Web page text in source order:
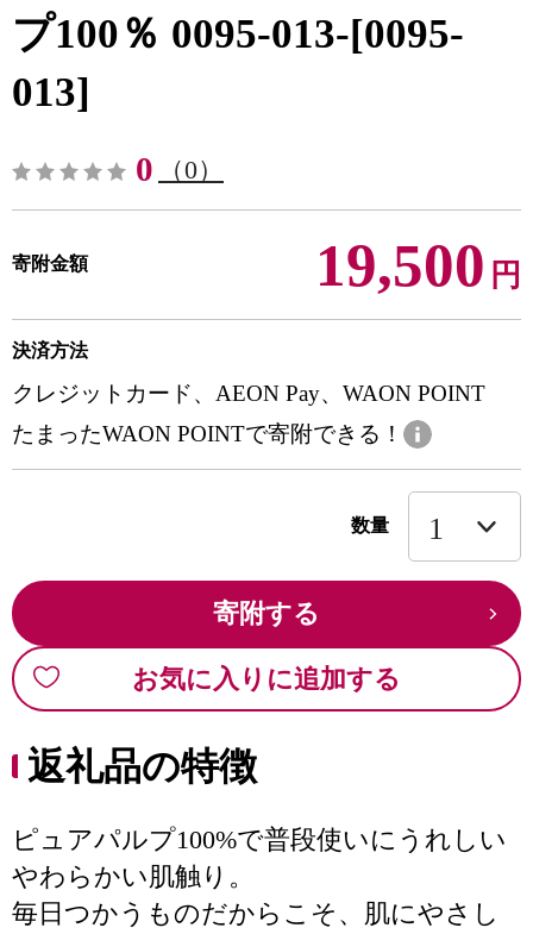
プ100％ 0095-013-[0095-
013]
0 （0）
寄附金額 19,500 円
決済方法
クレジットカード、AEON Pay、WAON POINT
たまったWAON POINTで寄附できる！
数量
寄附する
お気に入りに追加する
返礼品の特徴
ピュアパルプ100%で普段使いにうれしい
やわらかい肌触り。
毎日つかうものだからこそ、肌にやさし